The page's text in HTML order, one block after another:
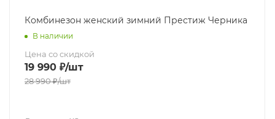
Комбинезон женский зимний Престиж Черника
В наличии
Цена со скидкой
19 990 ₽/шт
28 990₽/шт